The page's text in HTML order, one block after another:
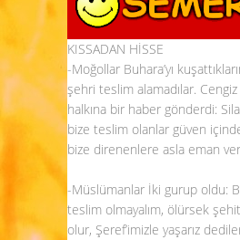
KISSADAN HİSSE
-Moğollar Buhara’yı
şehri teslim alamadılar.
halkına bir haber gönderdi:
bize teslim olanlar güven
bize direnenlere asla eman
-Müslümanlar İki gurup oldu:
teslim olmayalım, ölürsek
olur, Şeref’imizle yaşarız